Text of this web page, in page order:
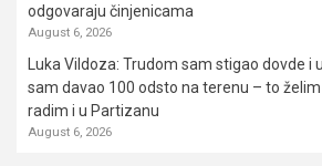
odgovaraju činjenicama
August 6, 2026
Luka Vildoza: Trudom sam stigao dovde i
sam davao 100 odsto na terenu – to
radim i u Partizanu
August 6, 2026